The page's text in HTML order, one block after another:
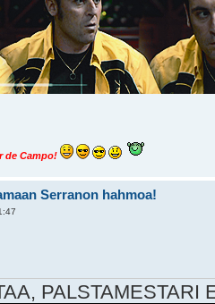
de Campo!
Serranon hahmoa!
PALSTAMESTARI